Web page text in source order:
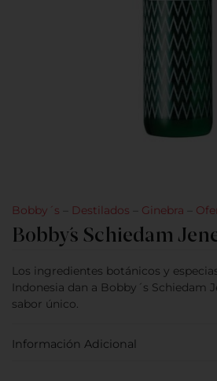
Bobby´s Destilados Ginebra
Bobby´s Schiedam
Los ingredientes botánicos y
Indonesia dan a Bobby´s Schiedam
sabor único.
Información Adicional